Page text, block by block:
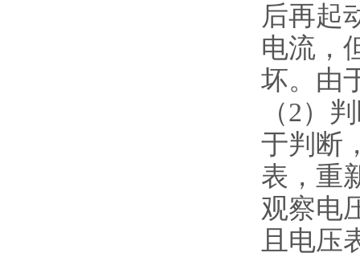
后再起
电流，
坏。由
（2）
于判断
表，重
观察电
且电压